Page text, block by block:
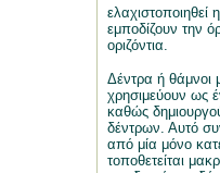
εμποδίζουν την
οριζόντια.
Δέντρα ή
χρησιμεύουν ως
καθώς
δέντρων. Αυτό
από μία μόνο
τοποθετείται